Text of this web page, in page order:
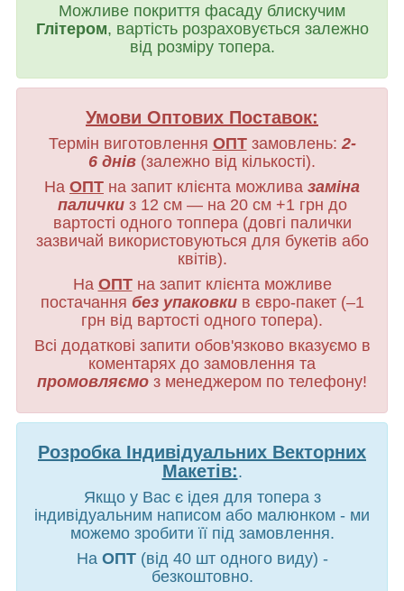
Можливе покриття фасаду блискучим
Глітером, вартість розраховується залежно
від розміру топера.
Умови Оптових Поставок:
Термін виготовлення ОПТзамовлень: 2-
6 днів (залежно від кількості).
На ОПТ на запит клієнта можлива заміна
паличкиз 12 см — на 20 см +1 грн до
вартості одного топпера (довгі палички
зазвичай використовуються для букетів або
квітів).
На ОПТна запит клієнта можливе
постачання без упаковкив євро-пакет (–1
грн від вартості одного топера).
Всі додаткові запити обов'язково вказуємо в
коментарях до замовлення та
промовляємо з менеджером по телефону!
Розробка Індивідуальних Векторних
Макетів:.
Якщо у Вас є ідея для топера з
індивідуальним написом або малюнком - ми
можемо зробити її під замовлення.
На ОПТ(від 40 шт одного виду) -
безкоштовно.